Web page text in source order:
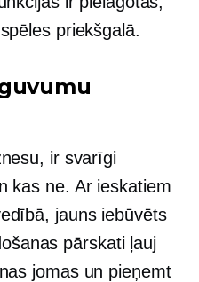
priekšgalā.
ir svarīgi
kas ne. Ar ieskatiem
jauns iebūvēts
pārskati ļauj
jomas un pieņemt